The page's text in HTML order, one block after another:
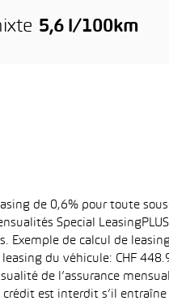
5,6 l/100km
de 0,6% pour toute
Special
Exemple de calcul de
du véhicule: CHF
de l’assurance
crédit est interdit s’il